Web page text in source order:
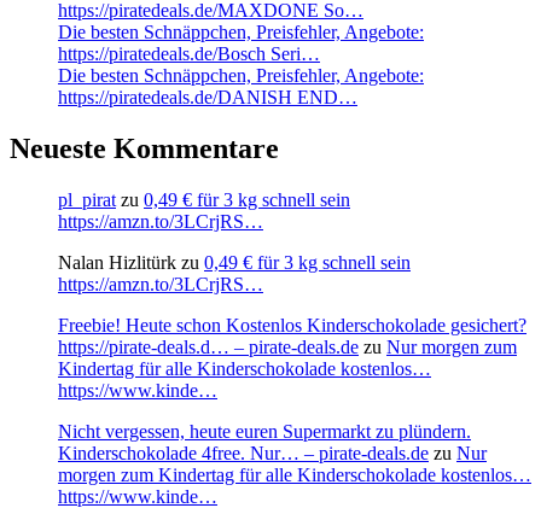
https://piratedeals.de/MAXDONE So…
Die besten Schnäppchen, Preisfehler, Angebote:
https://piratedeals.de/Bosch Seri…
Die besten Schnäppchen, Preisfehler, Angebote:
https://piratedeals.de/DANISH END…
Neueste Kommentare
pl_pirat zu 0,49 € für 3 kg schnell sein
https://amzn.to/3LCrjRS…
Nalan Hizlitürk zu 0,49 € für 3 kg schnell sein
https://amzn.to/3LCrjRS…
Freebie! Heute schon Kostenlos Kinderschokolade gesichert?
https://pirate-deals.d… – pirate-deals.de zu Nur morgen zum
Kindertag für alle Kinderschokolade kostenlos…
https://www.kinde…
Nicht vergessen, heute euren Supermarkt zu plündern.
Kinderschokolade 4free. Nur… – pirate-deals.de zu Nur
morgen zum Kindertag für alle Kinderschokolade kostenlos…
https://www.kinde…